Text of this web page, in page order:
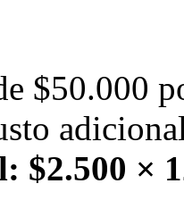
$50.000
$2.500 ×